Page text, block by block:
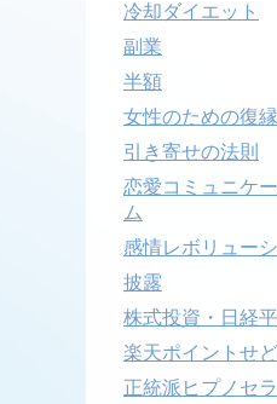
冷却ダイエット
副業
半額
女性のための復
引き寄せの法則
恋愛コミュニケ
ム
感情レボリュー
披露
株式投資・日経
楽天ポイントせ
正統派ヒプノセ